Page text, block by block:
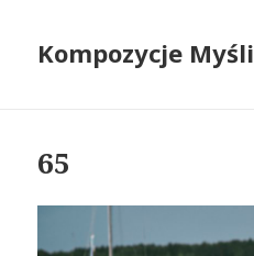
Kompozycje Myśli
65